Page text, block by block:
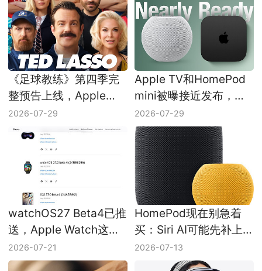
《足球教练》第四季完
整预告上线，Apple
TV8月5日开播
2026-07-29
Apple TV和HomePod
mini被曝接近发布，苹
果的家庭入口要一起动
了
2026-07-29
watchOS27 Beta4已推
送，Apple Watch这轮
先别急着当正式版用
2026-07-21
HomePod现在别急着
买：Siri AI可能先补上
最大短板
2026-07-13